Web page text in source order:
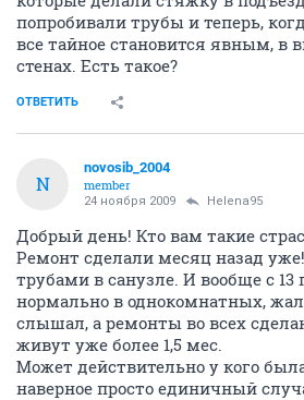
попробивали трубы и теперь,
все тайное становится явным, в
стенах. Есть такое?
ОТВЕТИТЬ
N
novosib_2004
member
24 ноября 2009 Helena95
Добрый день! Кто вам такие
Ремонт сделали месяц назад
трубами в санузле. И вообще с 13
нормально в однокомнатных,
слышал, а ремонты во всех
живут уже более 1,5 мес.
Может действительно у кого
наверное просто единичный